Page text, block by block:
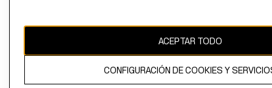
propiedad de H&M Hennes & Mauritz AB
ACEPTAR TODO
CONFIGURACIÓN DE COOKIES Y